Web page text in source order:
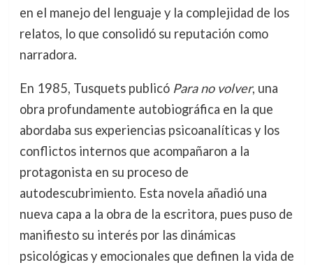
en el manejo del lenguaje y la complejidad de los
relatos, lo que consolidó su reputación como
narradora.
En 1985, Tusquets publicó Para no volver, una
obra profundamente autobiográfica en la que
abordaba sus experiencias psicoanalíticas y los
conflictos internos que acompañaron a la
protagonista en su proceso de
autodescubrimiento. Esta novela añadió una
nueva capa a la obra de la escritora, pues puso de
manifiesto su interés por las dinámicas
psicológicas y emocionales que definen la vida de